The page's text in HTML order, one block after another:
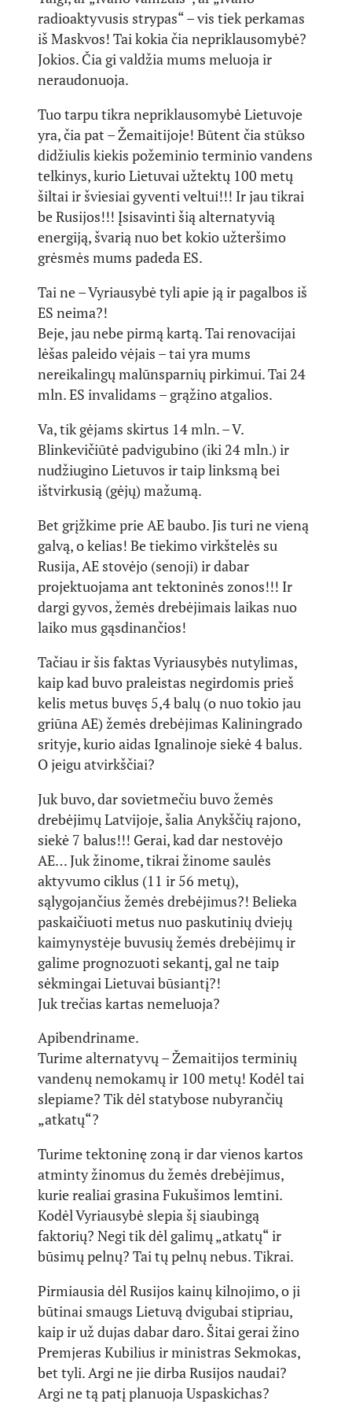
radioaktyvusis strypas“ – vis tiek perkamas
iš Maskvos! Tai kokia čia nepriklausomybė?
Jokios. Čia gi valdžia mums meluoja ir
neraudonuoja.
Tuo tarpu tikra nepriklausomybė Lietuvoje
yra, čia pat – Žemaitijoje! Būtent čia stūkso
didžiulis kiekis požeminio terminio vandens
telkinys, kurio Lietuvai užtektų 100 metų
šiltai ir šviesiai gyventi veltui!!! Ir jau tikrai
be Rusijos!!! Įsisavinti šią alternatyvią
energiją, švarią nuo bet kokio užteršimo
grėsmės mums padeda ES.
Tai ne – Vyriausybė tyli apie ją ir pagalbos iš
ES neima?!
Beje, jau nebe pirmą kartą. Tai renovacijai
lėšas paleido vėjais – tai yra mums
nereikalingų malūnsparnių pirkimui. Tai 24
mln. ES invalidams – grąžino atgalios.
Va, tik gėjams skirtus 14 mln. – V.
Blinkevičiūtė padvigubino (iki 24 mln.) ir
nudžiugino Lietuvos ir taip linksmą bei
ištvirkusią (gėjų) mažumą.
Bet grįžkime prie AE baubo. Jis turi ne vieną
galvą, o kelias! Be tiekimo virkštelės su
Rusija, AE stovėjo (senoji) ir dabar
projektuojama ant tektoninės zonos!!! Ir
dargi gyvos, žemės drebėjimais laikas nuo
laiko mus gąsdinančios!
Tačiau ir šis faktas Vyriausybės nutylimas,
kaip kad buvo praleistas negirdomis prieš
kelis metus buvęs 5,4 balų (o nuo tokio jau
griūna AE) žemės drebėjimas Kaliningrado
srityje, kurio aidas Ignalinoje siekė 4 balus.
O jeigu atvirkščiai?
Juk buvo, dar sovietmečiu buvo žemės
drebėjimų Latvijoje, šalia Anykščių rajono,
siekė 7 balus!!! Gerai, kad dar nestovėjo
AE… Juk žinome, tikrai žinome saulės
aktyvumo ciklus (11 ir 56 metų),
sąlygojančius žemės drebėjimus?! Belieka
paskaičiuoti metus nuo paskutinių dviejų
kaimynystėje buvusių žemės drebėjimų ir
galime prognozuoti sekantį, gal ne taip
sėkmingai Lietuvai būsiantį?!
Juk trečias kartas nemeluoja?
Apibendriname.
Turime alternatyvų – Žemaitijos terminių
vandenų nemokamų ir 100 metų! Kodėl tai
slepiame? Tik dėl statybose nubyrančių
„atkatų“?
Turime tektoninę zoną ir dar vienos kartos
atminty žinomus du žemės drebėjimus,
kurie realiai grasina Fukušimos lemtini.
Kodėl Vyriausybė slepia šį siaubingą
faktorių? Negi tik dėl galimų „atkatų“ ir
būsimų pelnų? Tai tų pelnų nebus. Tikrai.
Pirmiausia dėl Rusijos kainų kilnojimo, o ji
būtinai smaugs Lietuvą dvigubai stipriau,
kaip ir už dujas dabar daro. Šitai gerai žino
Premjeras Kubilius ir ministras Sekmokas,
bet tyli. Argi ne jie dirba Rusijos naudai?
Argi ne tą patį planuoja Uspaskichas?